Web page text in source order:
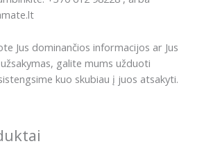
Jus dominančios informacijos ar Jus
galite mums užduoti
kuo skubiau į juos atsakyti.